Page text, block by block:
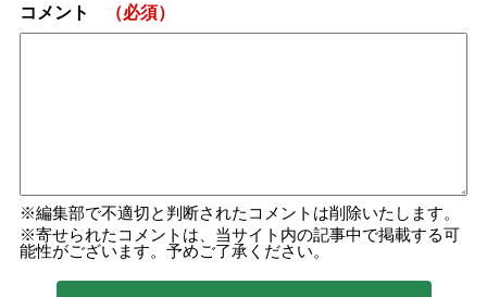
コメント （必須）
編集部で不適切と判断されたコメントは削除いたします。
寄せられたコメントは、当サイト内の記事中で掲載する可
能性がございます。予めご了承ください。